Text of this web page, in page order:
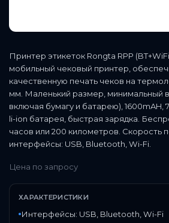
Принтер этикеток Rongta RPP
мобильный чековый принтер,
качественную печать чеков на
мм. Маленький размер, минимальный
включая бумагу и батарею), 1600mAH,
li-ion батарея, быстрая зарядка.
часов или 200 километров. Скорость
интерфейсы: USB, Bluetooth, Wi-Fi.
Цена по запросу
ХАРАКТЕРИСТИКИ
Интерфейсы: USB, Bluetooth, Wi-Fi